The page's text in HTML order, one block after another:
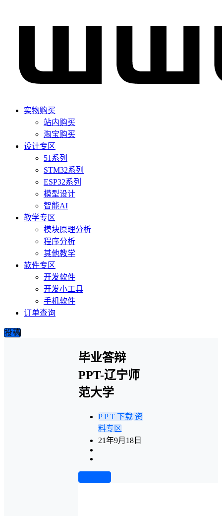
实物购买
站内购买
淘宝购买
设计专区
51系列
STM32系列
ESP32系列
模型设计
智能AI
教学专区
模块原理分析
程序分析
其他教学
软件专区
开发软件
开发小工具
手机软件
订单查询
投稿
毕业答辩
PPT-辽宁师
范大学
P P T 下载 资
料专区
21年9月18日